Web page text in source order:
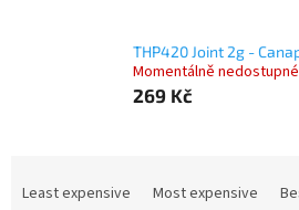
THP420 Joint 2g -
Momentálně nedostupné
269 Kč
Least expensive Most expensive